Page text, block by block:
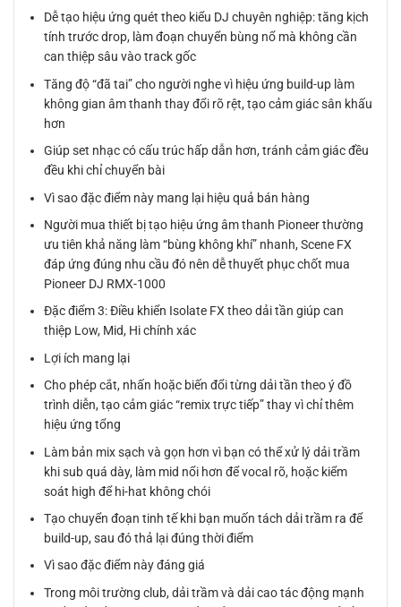
Dễ tạo hiệu ứng quét theo kiểu DJ chuyên nghiệp: tăng kịch
tính trước drop, làm đoạn chuyển bùng nổ mà không cần
can thiệp sâu vào track gốc
Tăng độ “đã tai” cho người nghe vì hiệu ứng build-up làm
không gian âm thanh thay đổi rõ rệt, tạo cảm giác sân khấu
hơn
Giúp set nhạc có cấu trúc hấp dẫn hơn, tránh cảm giác đều
đều khi chỉ chuyển bài
Vì sao đặc điểm này mang lại hiệu quả bán hàng
Người mua thiết bị tạo hiệu ứng âm thanh Pioneer thường
ưu tiên khả năng làm “bùng không khí” nhanh, Scene FX
đáp ứng đúng nhu cầu đó nên dễ thuyết phục chốt mua
Pioneer DJ RMX-1000
Đặc điểm 3: Điều khiển Isolate FX theo dải tần giúp can
thiệp Low, Mid, Hi chính xác
Lợi ích mang lại
Cho phép cắt, nhấn hoặc biến đổi từng dải tần theo ý đồ
trình diễn, tạo cảm giác “remix trực tiếp” thay vì chỉ thêm
hiệu ứng tổng
Làm bản mix sạch và gọn hơn vì bạn có thể xử lý dải trầm
khi sub quá dày, làm mid nổi hơn để vocal rõ, hoặc kiểm
soát high để hi-hat không chói
Tạo chuyển đoạn tinh tế khi bạn muốn tách dải trầm ra để
build-up, sau đó thả lại đúng thời điểm
Vì sao đặc điểm này đáng giá
Trong môi trường club, dải trầm và dải cao tác động mạnh